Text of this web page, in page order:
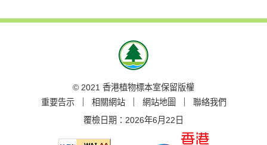
© 2021 香港植物標本室保留版權
重要告示
相關網站 網站地圖
聯絡我們
覆檢日期： 2026年6月22日